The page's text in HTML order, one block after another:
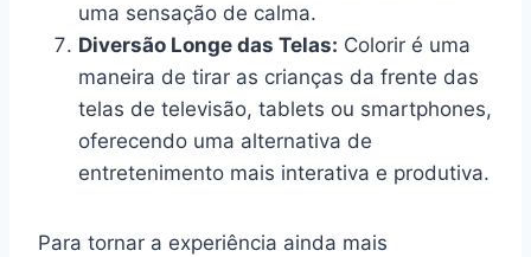
uma sensação de calma.
Diversão Longe das Telas: Colorir é uma
maneira de tirar as crianças da frente das
telas de televisão, tablets ou smartphones,
oferecendo uma alternativa de
entretenimento mais interativa e produtiva.
Para tornar a experiência ainda mais